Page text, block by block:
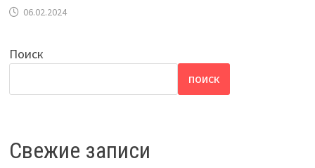
06.02.2024
Поиск
ПОИСК
Свежие записи